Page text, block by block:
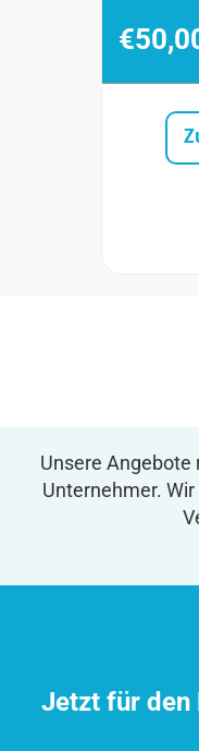
€
Unsere Angebote
Unternehmer.
Jetzt für den